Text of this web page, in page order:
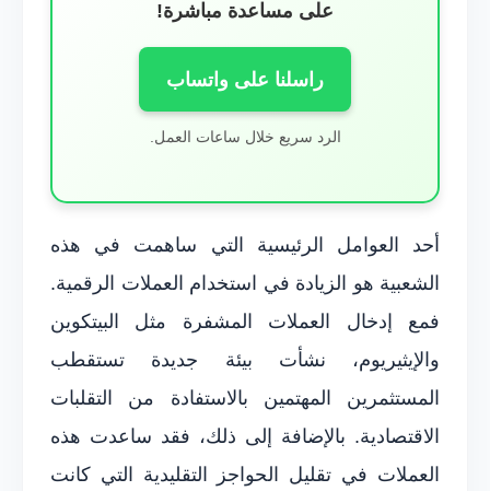
على مساعدة مباشرة!
راسلنا على واتساب
الرد سريع خلال ساعات العمل.
أحد العوامل الرئيسية التي ساهمت في هذه
الشعبية هو الزيادة في استخدام العملات الرقمية.
فمع إدخال العملات المشفرة مثل البيتكوين
والإيثيريوم، نشأت بيئة جديدة تستقطب
المستثمرين المهتمين بالاستفادة من التقلبات
الاقتصادية. بالإضافة إلى ذلك، فقد ساعدت هذه
العملات في تقليل الحواجز التقليدية التي كانت